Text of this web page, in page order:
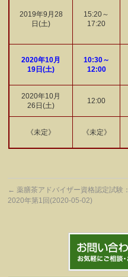
2019年9月28
日(土)
15:20～
17:20
2020年10月
19日(土)
10:30～
12:00
2020年10月
26日(土)
12:00
《未定》 《未定》
← 薬膳茶アドバイザー資格認定試験：
2020年第1回(2020-05-02)